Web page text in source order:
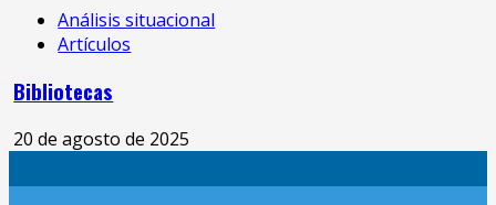
Análisis situacional
Artículos
Bibliotecas
20 de agosto de 2025